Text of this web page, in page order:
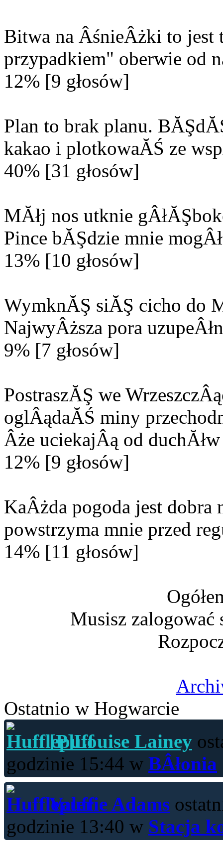
Bitwa na ÂśnieÂżki to jest
przypadkiem" oberwie od
12% [9 głosów]
Plan to brak planu.
kakao i plotkowaĂŚ ze
40% [31 głosów]
MĂłj nos utknie
Pince bĂŞdzie mnie
13% [10 głosów]
WymknĂŞ siĂŞ cicho do
NajwyÂższa pora
9% [7 głosów]
PostraszĂŞ we
oglÂądaĂŚ miny
Âże uciekajÂą od
12% [9 głosów]
KaÂżda pogoda jest
powstrzyma mnie przed
14% [11 głosów]
Musisz zalogować
Ostatnio w Hogwarcie
[P]Louise Lainey
godzinie 15:44 w BÂłonia
Valerie Adams
godzinie 13:40 w Stacja